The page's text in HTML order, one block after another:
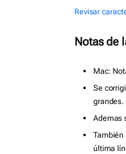
Revisar
Notas de
Mac:
Se
grandes.
Ademas
última